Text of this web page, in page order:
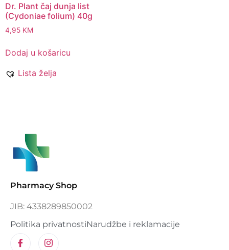
Dr. Plant čaj dunja list
(Cydoniae folium) 40g
4,95 KM
Dodaj u košaricu
Lista želja
Pharmacy Shop
JIB: 4338289850002
Politika privatnostiNarudžbe i reklamacije